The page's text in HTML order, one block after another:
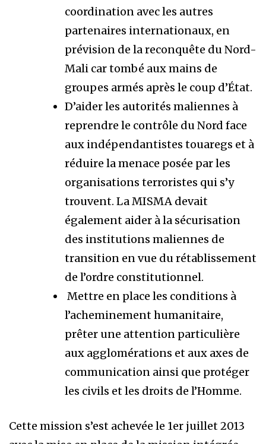
coordination avec les autres
partenaires internationaux, en
prévision de la reconquête du Nord-
Mali car tombé aux mains de
groupes armés après le coup d’État.
D’aider les autorités maliennes à
reprendre le contrôle du Nord face
aux indépendantistes touaregs et à
réduire la menace posée par les
organisations terroristes qui s’y
trouvent. La MISMA devait
également aider à la sécurisation
des institutions maliennes de
transition en vue du rétablissement
de l’ordre constitutionnel.
Mettre en place les conditions à
l’acheminement humanitaire,
prêter une attention particulière
aux agglomérations et aux axes de
communication ainsi que protéger
les civils et les droits de l’Homme.
Cette mission s’est achevée le 1er juillet 2013